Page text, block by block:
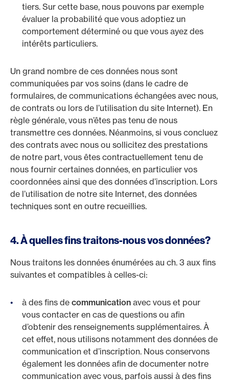
tiers. Sur cette base, nous pouvons par exemple
évaluer la probabilité que vous adoptiez un
comportement déterminé ou que vous ayez des
intérêts particuliers.
Un grand nombre de ces données nous sont
communiquées par vos soins (dans le cadre de
formulaires, de communications échangées avec nous,
de contrats ou lors de l’utilisation du site Internet). En
règle générale, vous n’êtes pas tenu de nous
transmettre ces données. Néanmoins, si vous concluez
des contrats avec nous ou sollicitez des prestations
de notre part, vous êtes contractuellement tenu de
nous fournir certaines données, en particulier vos
coordonnées ainsi que des données d’inscription. Lors
de l’utilisation de notre site Internet, des données
techniques sont en outre recueillies.
4. À quelles fins traitons-nous vos données?
Nous traitons les données énumérées au ch. 3 aux fins
suivantes et compatibles à celles-ci:
à des fins de communication avec vous et pour
vous contacter en cas de questions ou afin
d’obtenir des renseignements supplémentaires. À
cet effet, nous utilisons notamment des données de
communication et d’inscription. Nous conservons
également les données afin de documenter notre
communication avec vous, parfois aussi à des fins